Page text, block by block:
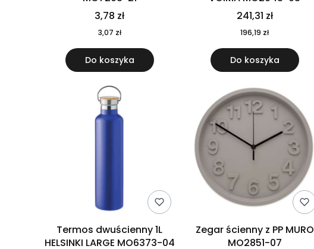
3,78 zł
3,07 zł
Do koszyka
241,31 zł
196,19 zł
Do koszyka
Termos dwuścienny 1L
HELSINKI LARGE MO6373-04
Zegar ścienny z PP MURO
MO2851-07